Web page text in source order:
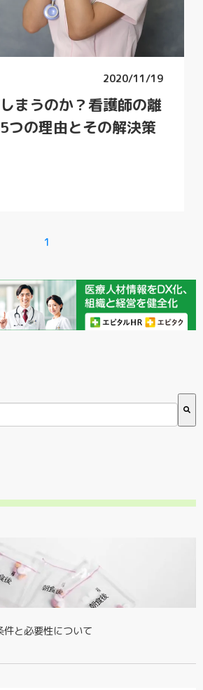
2020/11/19
まうのか？看護師の離
つの理由とその解決策
1
と必要性について